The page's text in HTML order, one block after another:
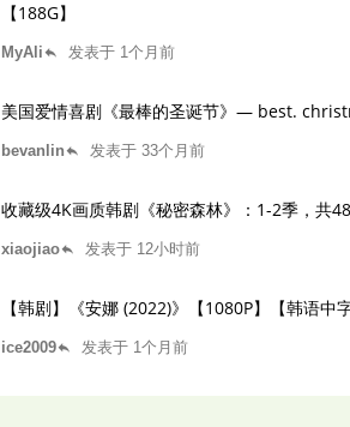
【188G】
MyAli reply 发表于 1个月前
美国爱情喜剧《最棒的圣诞节》— best.
bevanlin reply 发表于 33个月前
收藏级4K画质韩剧《秘密森林》：1-2季，共
xiaojiaoreply 发表于 12小时前
【韩剧】《安娜 (2022)》【1080P】【韩语中
ice2009reply 发表于 1个月前